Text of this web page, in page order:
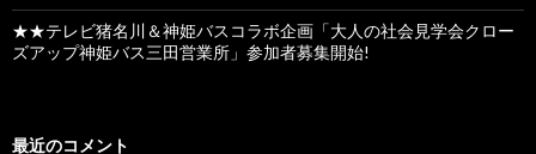
★★テレビ猪名川＆神姫バスコラボ企画「大人の社会見学会クロー
ズアップ神姫バス三田営業所」参加者募集開始!
最近のコメント